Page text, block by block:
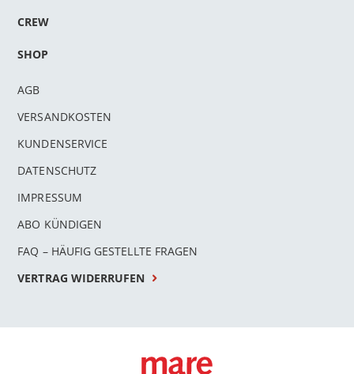
CREW
SHOP
AGB
VERSANDKOSTEN
KUNDENSERVICE
DATENSCHUTZ
IMPRESSUM
ABO KÜNDIGEN
FAQ – HÄUFIG GESTELLTE FRAGEN
VERTRAG WIDERRUFEN